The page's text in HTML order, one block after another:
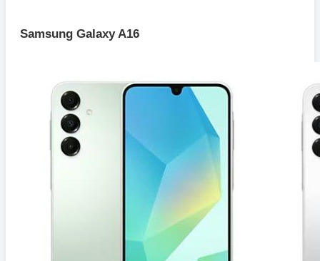
Samsung Galaxy A16